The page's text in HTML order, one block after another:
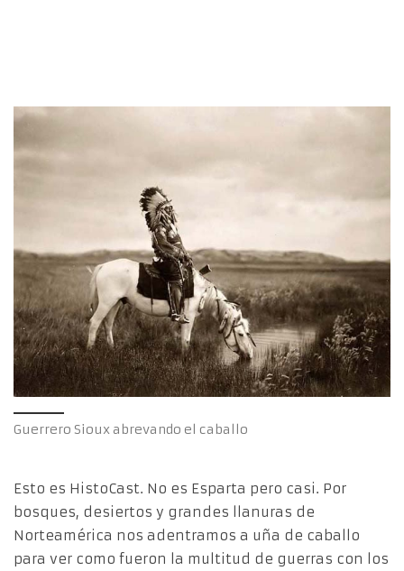
Guerrero Sioux abrevando el caballo
Esto es HistoCast. No es Esparta pero casi. Por
bosques, desiertos y grandes llanuras de
Norteamérica nos adentramos a uña de caballo
para ver como fueron la multitud de guerras con los